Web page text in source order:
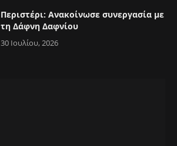
Περιστέρι: Ανακοίνωσε συνεργασία με
τη Δάφνη Δαφνίου
30 Ιουλίου, 2026